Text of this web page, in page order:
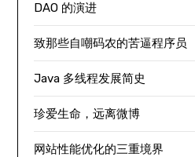
DAO 的演进
致那些自嘲码农的苦逼程序员
Java 多线程发展简史
珍爱生命，远离微博
网站性能优化的三重境界